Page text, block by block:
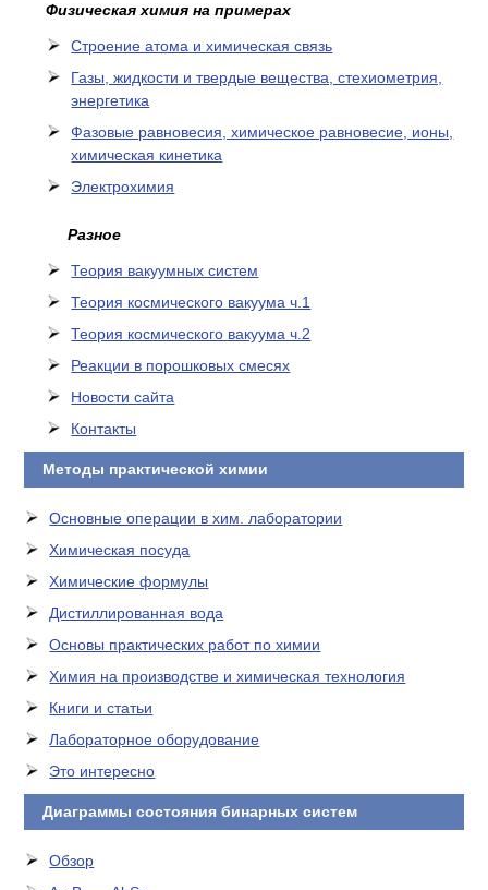
Физическая химия на примерах
Cтроение атома и химическая связь
Газы, жидкости и твердые вещества, стехиометрия,
энергетика
Фазовые равновесия, химическое равновесие, ионы,
химическая кинетика
Электрохимия
Разное
Теория вакуумных систем
Теория космического вакуума ч.1
Теория космического вакуума ч.2
Реакции в порошковых смесях
Новости сайта
Контакты
Методы практической химии
Основные операции в хим. лаборатории
Химическая посуда
Химические формулы
Дистиллированная вода
Основы практических работ по химии
Химия на производстве и химическая технология
Книги и статьи
Лабораторное оборудование
Это интересно
Диаграммы состояния бинарных систем
Обзор